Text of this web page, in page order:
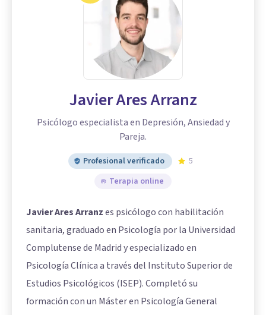
Javier Ares Arranz
Psicólogo especialista en Depresión, Ansiedad y
Pareja.
Profesional verificado
5
Terapia online
Javier Ares Arranzes psicólogo con habilitación
sanitaria, graduado en Psicología por la Universidad
Complutense de Madrid y especializado en
Psicología Clínica a través del Instituto Superior de
Estudios Psicológicos (ISEP). Completó su
formación con un Máster en Psicología General